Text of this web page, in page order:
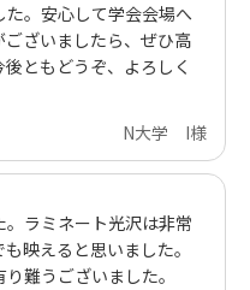
。安心して学会会場へ
ざいましたら、ぜひ高
ともどうぞ、よろしく
N大学 I様
ラミネート光沢は非常
映えると思いました。
難うございました。